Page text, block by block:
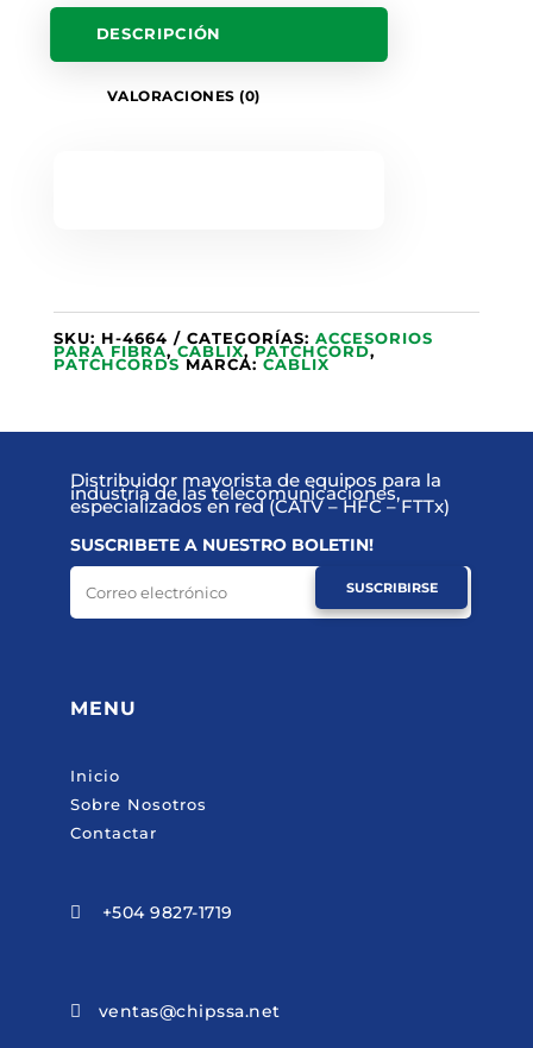
DESCRIPCIÓN
VALORACIONES (0)
SKU: H-4664 CATEGORÍAS: ACCESORIOS
PARA FIBRA,CABLIX,PATCHCORD,
PATCHCORDS MARCA: CABLIX
Distribuidor mayorista de equipos para la
industria de las telecomunicaciones,
especializados en red (CATV – HFC – FTTx)
SUSCRIBETE A NUESTRO BOLETIN!
SUSCRIBIRSE
MENU
Inicio
Sobre Nosotros
Contactar
 +504 9827-1719
 ventas@chipssa.net